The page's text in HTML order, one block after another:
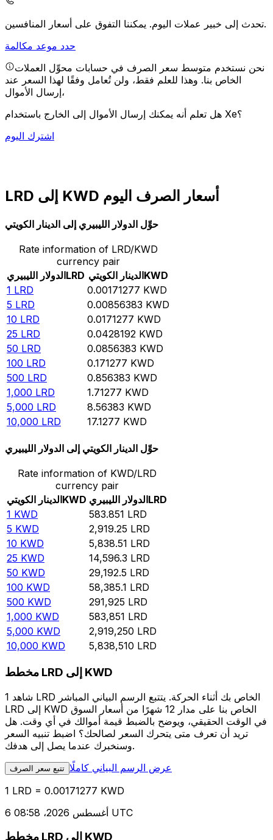
تحدث إلى خبير عملات اليوم.يمكننا التفوق على أسعار المنافسين.
حدد موعد مكالمة
نحن نستخدم متوسط سعر الصرف في حسابات محوِّل العملات
الخاص بنا. وهذا للعلم فقط، ولن تُعامل وفقًا لهذا السعر عند
إرسال الأموال،
هل تعلم أنه يمكنك إرسال الأموال إلى الخارج باستخدام Xe؟
اشترك اليوم
LRD إلى KWD أسعار الصرف اليوم
حوِّل الدولار الليبيري إلى الدينار الكويتي
Rate information of LRD/KWD
currency pair
الدولار الليبيريLRD الدينار الكويتيKWD
1 LRD 0.00171277 KWD
5 LRD 0.00856383 KWD
10 LRD 0.0171277 KWD
25 LRD 0.0428192 KWD
50 LRD 0.0856383 KWD
100 LRD 0.171277 KWD
500 LRD 0.856383 KWD
1,000 LRD 1.71277 KWD
5,000 LRD 8.56383 KWD
10,000 LRD 17.1277 KWD
حوِّل الدينار الكويتي إلى الدولار الليبيري
Rate information of KWD/LRD
currency pair
الدينار الكويتيKWD الدولار الليبيريLRD
1 KWD 583.851 LRD
5 KWD 2,919.25 LRD
10 KWD 5,838.51 LRD
25 KWD 14,596.3 LRD
50 KWD 29,192.5 LRD
100 KWD 58,385.1 LRD
500 KWD 291,925 LRD
1,000 KWD 583,851 LRD
5,000 KWD 2,919,250 LRD
10,000 KWD 5,838,510 LRD
مخطط LRD إلى KWD
شاهد 1 LRD الخاص بك أثناء الحركة. يتتبع الرسم البياني المباشر
LRD إلى KWD الخاص بنا على مدار 12 شهرًا من أسعار السوق
في الوقت الحقيقي، ويوضح بالضبط قيمة أموالك في أي وقت. هل
تريد أن تعرف متى يتحرك السعر لصالحك؟ اضبط تنبيه السعر
وسنخبرك عندما يصل إلى هدفك.
تتبع سعر الصرف عرض الرسم البياني كاملًا
1 LRD = 0.00171277 KWD
6 أغسطس 2026، 08:58 UTC
مخطط LRD إلى KWD